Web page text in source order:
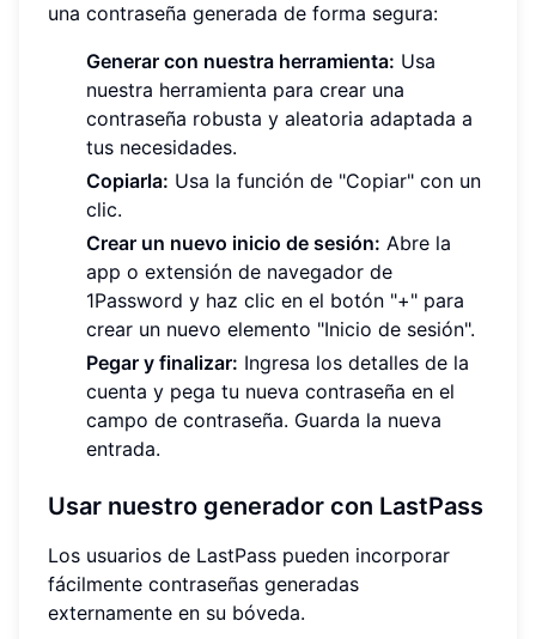
una contraseña generada de forma segura:
Generar con nuestra herramienta: Usa
nuestra herramienta para crear una
contraseña robusta y aleatoria adaptada a
tus necesidades.
Copiarla: Usa la función de "Copiar" con un
clic.
Crear un nuevo inicio de sesión: Abre la
app o extensión de navegador de
1Password y haz clic en el botón "+" para
crear un nuevo elemento "Inicio de sesión".
Pegar y finalizar: Ingresa los detalles de la
cuenta y pega tu nueva contraseña en el
campo de contraseña. Guarda la nueva
entrada.
Usar nuestro generador con LastPass
Los usuarios de LastPass pueden incorporar
fácilmente contraseñas generadas
externamente en su bóveda.